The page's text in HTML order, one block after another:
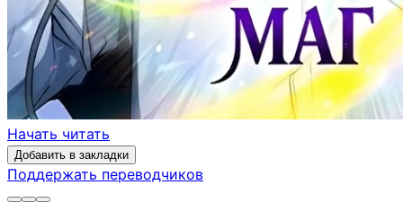
Начать читать
Добавить в закладки
Поддержать переводчиков